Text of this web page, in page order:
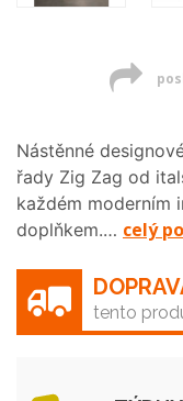
Nástěnné
řady Zig Zag od
každém moderním
doplňkem.… celý
tento